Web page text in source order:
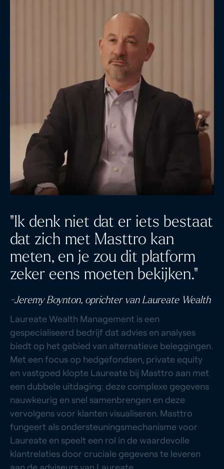
"Ik denk niet dat er iets bestaat
dat zich met Masttro kan
meten, en je zou dit platform
zeker eens moeten bekijken."
-Jeremy Boynton, oprichter van Laureate Wealth
Laureate Wealth Management is een
gespecialiseerd bedrijf dat advies en analyses
biedt op het gebied van alternatieve beleggingen.
Met een focus op hedgefondsen, private equity
en vastgoed klopte Laureate bij Masttro aan met
een dubbele uitdaging: deze complexe gegevens
nauwkeurig en snel samenbrengen en deze
vervolgens voor klanten visualiseren. Masttro
fungeert als ondersteuningsmechanisme voor
Laureate en speelt een rol in de waardevolle
klantrelaties door cruciale gegevens te leveren